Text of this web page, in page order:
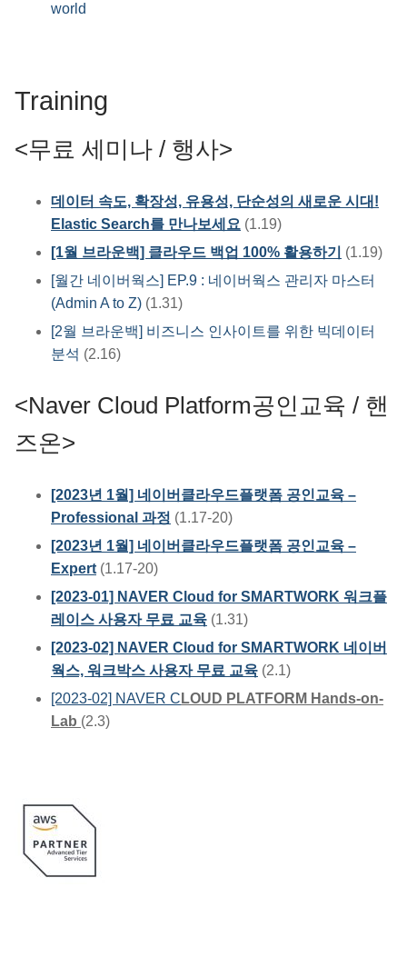
world
Training
<무료 세미나 / 행사>
데이터 속도, 확장성, 유용성, 단순성의 새로운 시대!
Elastic Search를 만나보세요 (1.19)
[1월 브라운백] 클라우드 백업 100% 활용하기
(1.19)
[월간 네이버웍스] EP.9 : 네이버웍스 관리자 마스터
(Admin A to Z) (1.31)
[2월 브라운백] 비즈니스 인사이트를 위한 빅데이터
분석 (2.16)
<Naver Cloud Platform공인교육 / 핸
즈온>
[2023년 1월] 네이버클라우드플랫폼 공인교육 –
Professional 과정 (1.17-20)
[2023년 1월] 네이버클라우드플랫폼 공인교육 –
Expert (1.17-20)
[2023-01] NAVER Cloud for SMARTWORK 워크플
레이스 사용자 무료 교육 (1.31)
[2023-02] NAVER Cloud for SMARTWORK 네이버
웍스, 워크박스 사용자 무료 교육 (2.1)
[2023-02] NAVER C LOUD PLATFORM Hands-on-
Lab (2.3)